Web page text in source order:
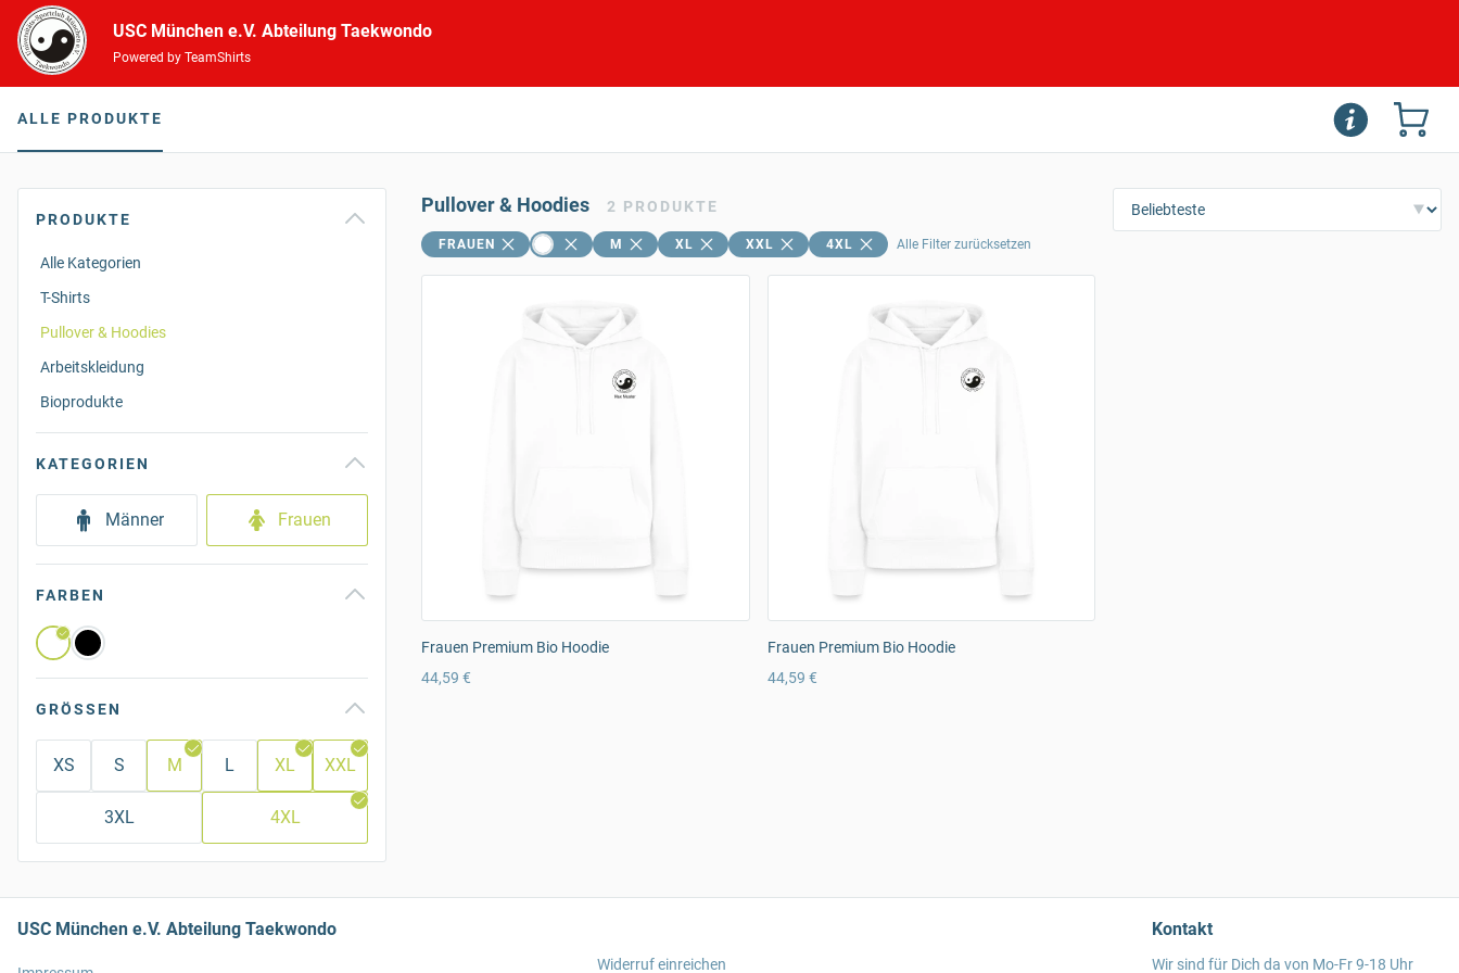
USC München e.V. Abteilung Taekwondo
Powered by TeamShirts
ALLE PRODUKTE
PRODUKTE
Alle Kategorien
T-Shirts
Pullover & Hoodies
Arbeitskleidung
Bioprodukte
KATEGORIEN
Männer Frauen
FARBEN
GRÖSSEN
XS S M L XL XXL
3XL 4XL
Pullover & Hoodies 2 PRODUKTE
FRAUEN M XL XXL 4XL Alle Filter zurücksetzen
Frauen Premium Bio Hoodie
44,59 €
Frauen Premium Bio Hoodie
44,59 €
USC München e.V. Abteilung Taekwondo
Widerruf einreichen
Kontakt
Wir sind für Dich da von Mo-Fr 9-18 Uhr